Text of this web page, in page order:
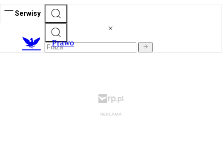
Serwisy
Prawo